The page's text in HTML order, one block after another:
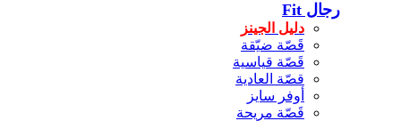
رجال Fit
دليل الجينز
قَصّة ضيّقة
قَصّة قياسية
قصّة العادية
أوفر سايز
قَصّة مريحة